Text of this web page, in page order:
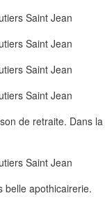
de retraite. Dans
belle apothicairerie.